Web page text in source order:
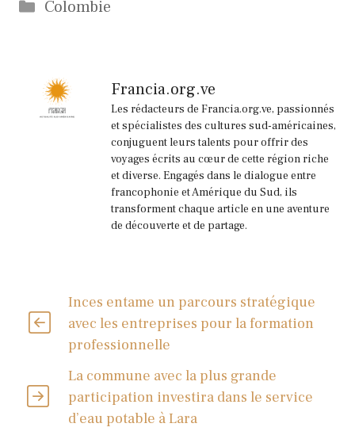
Colombie
Francia.org.ve
Les rédacteurs de Francia.org.ve, passionnés
et spécialistes des cultures sud-américaines,
conjuguent leurs talents pour offrir des
voyages écrits au cœur de cette région riche
et diverse. Engagés dans le dialogue entre
francophonie et Amérique du Sud, ils
transforment chaque article en une aventure
de découverte et de partage.
Inces entame un parcours stratégique
avec les entreprises pour la formation
professionnelle
La commune avec la plus grande
participation investira dans le service
d’eau potable à Lara